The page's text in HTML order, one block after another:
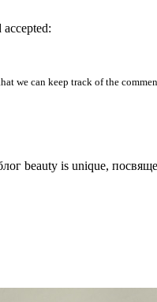
we can keep track of the
beauty is unique,